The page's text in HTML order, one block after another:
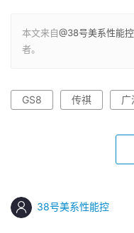
本文来自@38号美系性能控
者。
GS8 传祺 广
38号美系性能控